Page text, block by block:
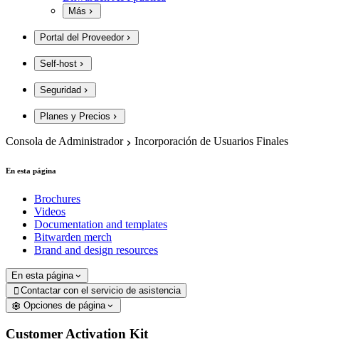
Más
Portal del Proveedor
Self-host
Seguridad
Planes y Precios
Consola de Administrador Incorporación de Usuarios Finales
En esta página
Brochures
Videos
Documentation and templates
Bitwarden merch
Brand and design resources
En esta página
 Contactar con el servicio de asistencia
Opciones de página
Customer Activation Kit